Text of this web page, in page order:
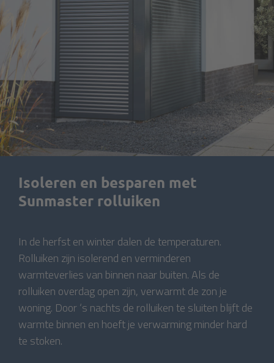
Isoleren en besparen met
Sunmaster rolluiken
In de herfst en winter dalen de temperaturen.
Rolluiken zijn isolerend en verminderen
warmteverlies van binnen naar buiten. Als de
rolluiken overdag open zijn, verwarmt de zon je
woning. Door ‘s nachts de rolluiken te sluiten blijft de
warmte binnen en hoeft je verwarming minder hard
te stoken.